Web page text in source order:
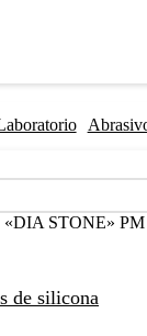
STONE»
de silicona